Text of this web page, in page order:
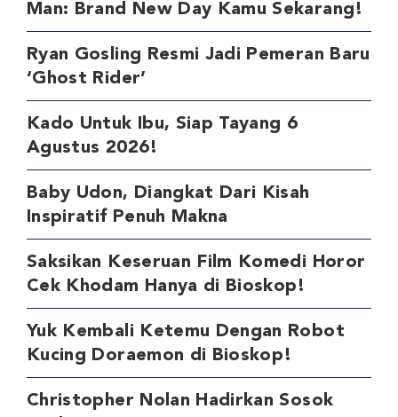
Man: Brand New Day Kamu Sekarang!
Ryan Gosling Resmi Jadi Pemeran Baru
‘Ghost Rider’
Kado Untuk Ibu, Siap Tayang 6
Agustus 2026!
Baby Udon, Diangkat Dari Kisah
Inspiratif Penuh Makna
Saksikan Keseruan Film Komedi Horor
Cek Khodam Hanya di Bioskop!
Yuk Kembali Ketemu Dengan Robot
Kucing Doraemon di Bioskop!
Christopher Nolan Hadirkan Sosok